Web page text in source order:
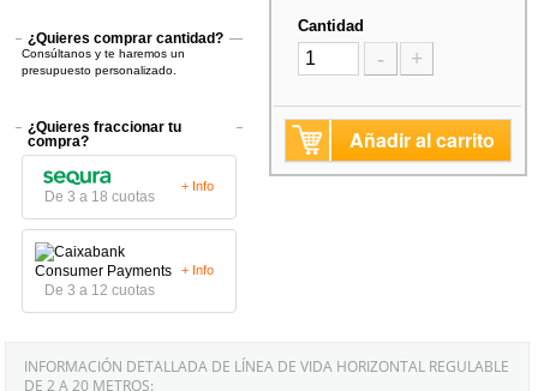
¿Quieres comprar cantidad?
Consúltanos y te haremos un
presupuesto personalizado.
¿Quieres fraccionar tu
compra?
De 3 a 18 cuotas
+ Info
De 3 a 12 cuotas
+ Info
Cantidad
- +
Añadir al carrito
INFORMACIÓN DETALLADA DE LÍNEA DE VIDA HORIZONTAL REGULABLE
DE 2 A 20 METROS: